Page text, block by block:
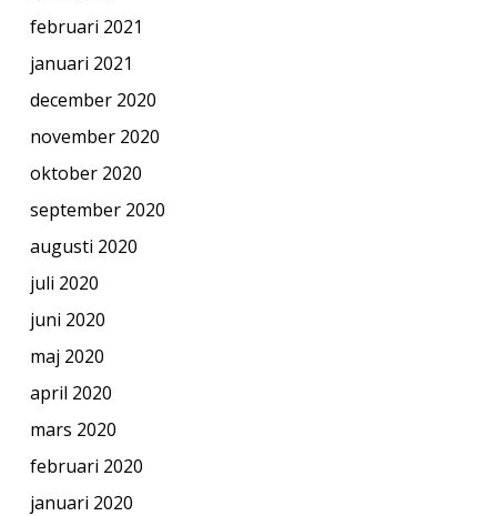
februari 2021
januari 2021
december 2020
november 2020
oktober 2020
september 2020
augusti 2020
juli 2020
juni 2020
maj 2020
april 2020
mars 2020
februari 2020
januari 2020